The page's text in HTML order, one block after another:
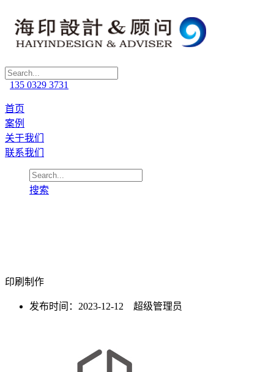
135 0329 3731
首页
案例
关于我们
联系我们
搜索
印刷制作
发布时间：2023-12-12 超级管理员